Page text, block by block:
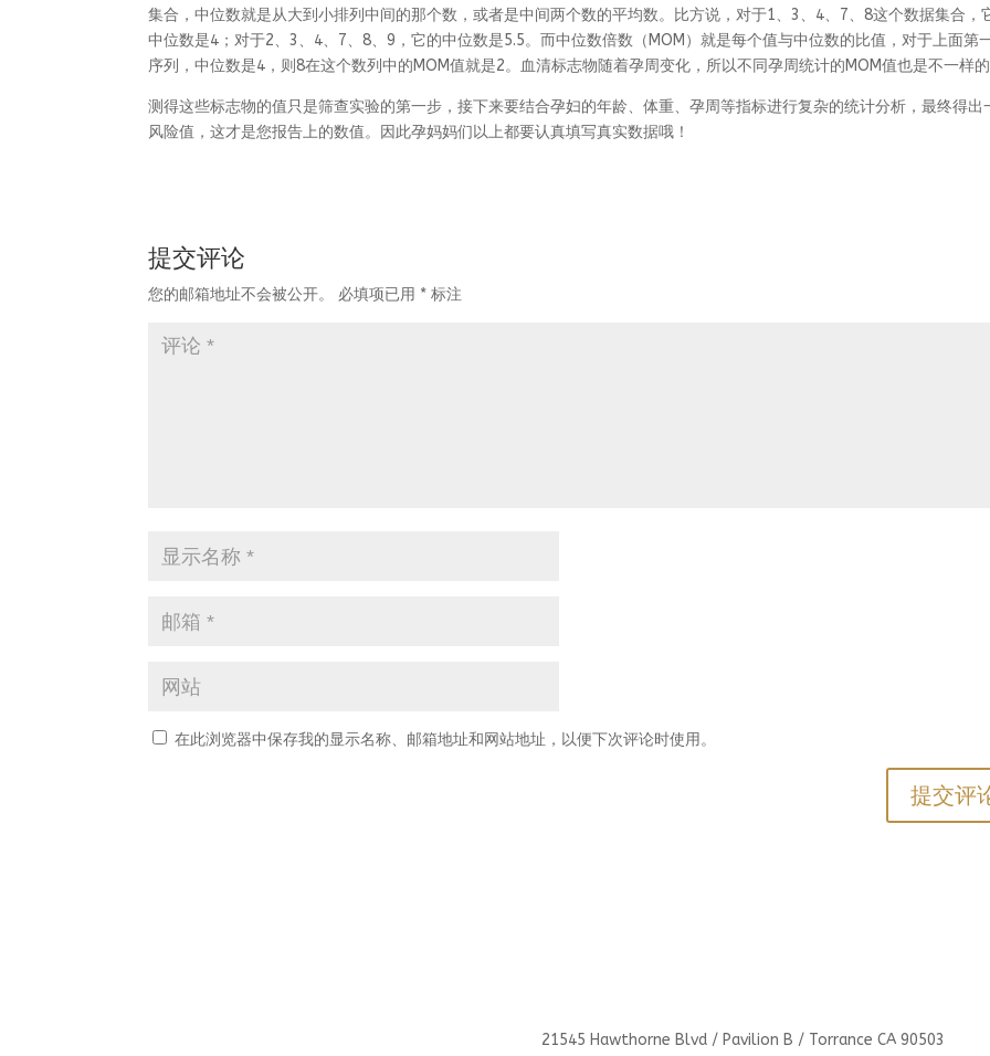
集合，中位数就是从大到小排列中间的那个数，或者是中间两个数的平均数。比方说，对于1、3、4、7、8这个数据集合，
中位数是4；对于2、3、4、7、8、9，它的中位数是5.5。而中位数倍数（MOM）就是每个值与中位数的比值，对于上面第
序列，中位数是4，则8在这个数列中的MOM值就是2。血清标志物随着孕周变化，所以不同孕周统计的MOM值也是不一样
测得这些标志物的值只是筛查实验的第一步，接下来要结合孕妇的年龄、体重、孕周等指标进行复杂的统计分析，最终得出
风险值，这才是您报告上的数值。因此孕妈妈们以上都要认真填写真实数据哦！
提交评论
您的邮箱地址不会被公开。 必填项已用 * 标注
在此浏览器中保存我的显示名称、邮箱地址和网站地址，以便下次评论时使用。
21545 Hawthorne Blvd / Pavilion B / Torrance CA 90503